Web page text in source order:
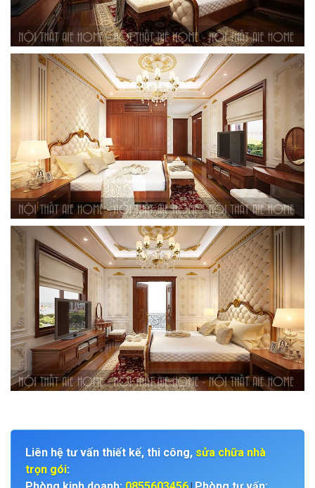
Liên hệ tư vấn thiết kế, thi công, sửa chữa nhà
trọn gói: